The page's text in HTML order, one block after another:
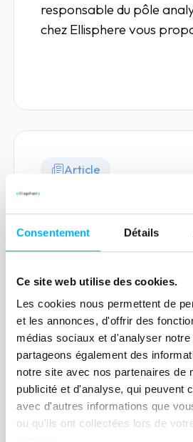
Consentement Détails
Ce site web utilise des cookies.
Les cookies nous permettent de
et les annonces, d'offrir des
médias sociaux et d'analyser
partageons également des
notre site avec nos partenaires de
publicité et d'analyse, qui peuvent
avec d'autres informations que
ou qu'ils ont collectées lors de
responsable du pôle
chez Ellisphere vous
Article
Le tableau de
d'aide à la
le credit manager
Savoir décider est
manager. Zoom sur un
outils d'aide à la décision
bord.